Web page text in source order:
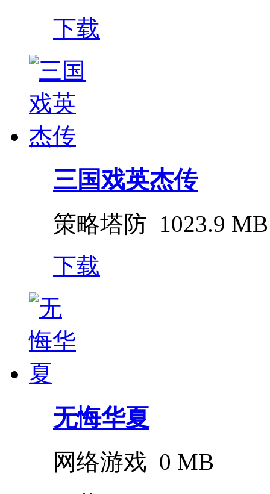
下载
三国戏英杰传
策略塔防 1023.9 MB
下载
无悔华夏
网络游戏 0 MB